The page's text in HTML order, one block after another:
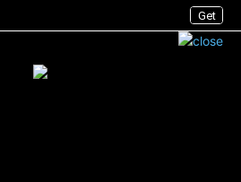
Get